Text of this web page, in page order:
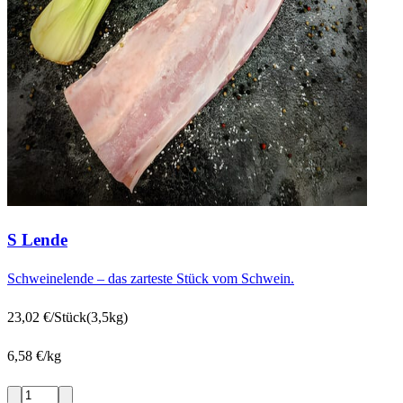
S Lende
Schweinelende – das zarteste Stück vom Schwein.
23,02 €/Stück(3,5kg)
6,58 €/kg